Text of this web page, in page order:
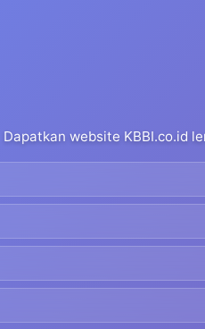
Dapatkan website KBBI.co.id